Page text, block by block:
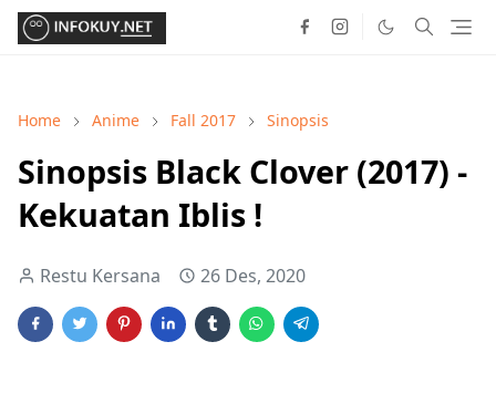
Home Anime Fall 2017 Sinopsis
Sinopsis Black Clover (2017) -
Kekuatan Iblis !
Restu Kersana 26 Des, 2020